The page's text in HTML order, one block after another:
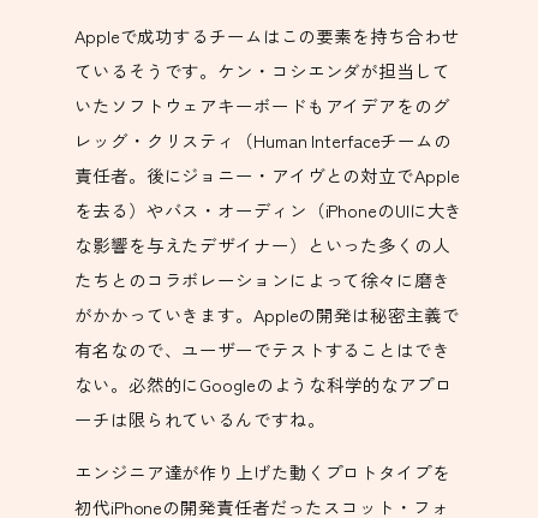
Appleで成功するチームはこの要素を持ち合わせ
ているそうです。ケン・コシエンダが担当して
いたソフトウェアキーボードもアイデアをのグ
レッグ・クリスティ（Human Interfaceチームの
責任者。後にジョニー・アイヴとの対立でApple
を去る）やバス・オーディン（iPhoneのUIに大き
な影響を与えたデザイナー）といった多くの人
たちとのコラボレーションによって徐々に磨き
がかかっていきます。Appleの開発は秘密主義で
有名なので、ユーザーでテストすることはでき
ない。必然的にGoogleのような科学的なアプロ
ーチは限られているんですね。
エンジニア達が作り上げた動くプロトタイプを
初代iPhoneの開発責任者だったスコット・フォ